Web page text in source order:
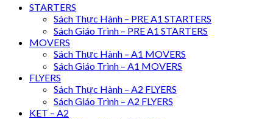
STARTERS
Sách Thực Hành – PRE A1 STARTERS
Sách Giáo Trình – PRE A1 STARTERS
MOVERS
Sách Thực Hành – A1 MOVERS
Sách Giáo Trình – A1 MOVERS
FLYERS
Sách Thực Hành – A2 FLYERS
Sách Giáo Trình – A2 FLYERS
KET – A2